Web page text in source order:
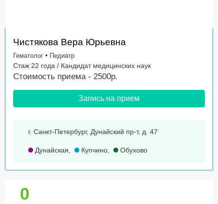
Чистякова Вера Юрьевна
Гематолог • Педиатр
Стаж 22 года / Кандидат медицинских наук
Стоимость приема - 2500р.
Запись на прием
г. Санкт-Петербург, Дунайский пр-т, д. 47
Дунайская, Купчино, Обухово
0